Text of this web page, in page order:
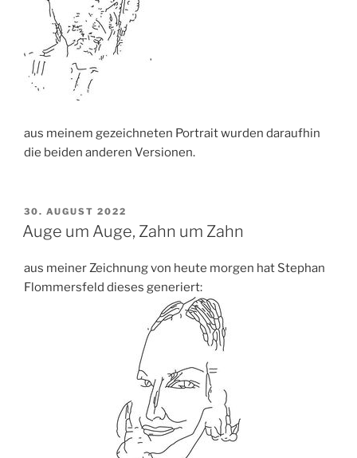
aus meinem gezeichneten Portrait wurden daraufhin
die beiden anderen Versionen.
VERÖFFENTLICHT
AM
30. AUGUST 2022
Auge um Auge, Zahn um Zahn
aus meiner Zeichnung von heute morgen hat Stephan
Flommersfeld dieses generiert: